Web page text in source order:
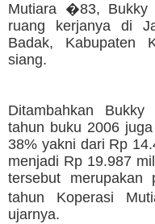
Mutiara �83, Bukky
ruang kerjanya di
Badak, Kabupaten
siang.
Ditambahkan
tahun buku 2006
38% yakni dari Rp
menjadi Rp 19.987
tersebut merupakan
tahun Koperasi
ujarnya.